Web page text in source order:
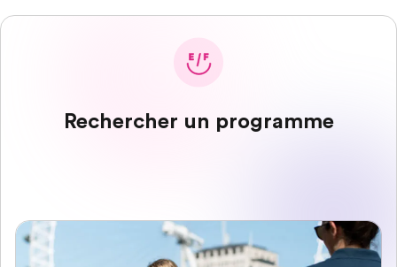
Rechercher un programme